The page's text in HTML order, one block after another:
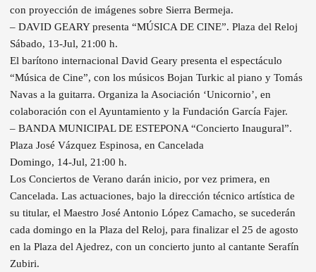
con proyección de imágenes sobre Sierra Bermeja.
– DAVID GEARY presenta “MÚSICA DE CINE”. Plaza del Reloj
Sábado, 13-Jul, 21:00 h.
El barítono internacional David Geary presenta el espectáculo
“Música de Cine”, con los músicos Bojan Turkic al piano y Tomás
Navas a la guitarra. Organiza la Asociación ‘Unicornio’, en
colaboración con el Ayuntamiento y la Fundación García Fajer.
– BANDA MUNICIPAL DE ESTEPONA “Concierto Inaugural”.
Plaza José Vázquez Espinosa, en Cancelada
Domingo, 14-Jul, 21:00 h.
Los Conciertos de Verano darán inicio, por vez primera, en
Cancelada. Las actuaciones, bajo la dirección técnico artística de
su titular, el Maestro José Antonio López Camacho, se sucederán
cada domingo en la Plaza del Reloj, para finalizar el 25 de agosto
en la Plaza del Ajedrez, con un concierto junto al cantante Serafín
Zubiri.